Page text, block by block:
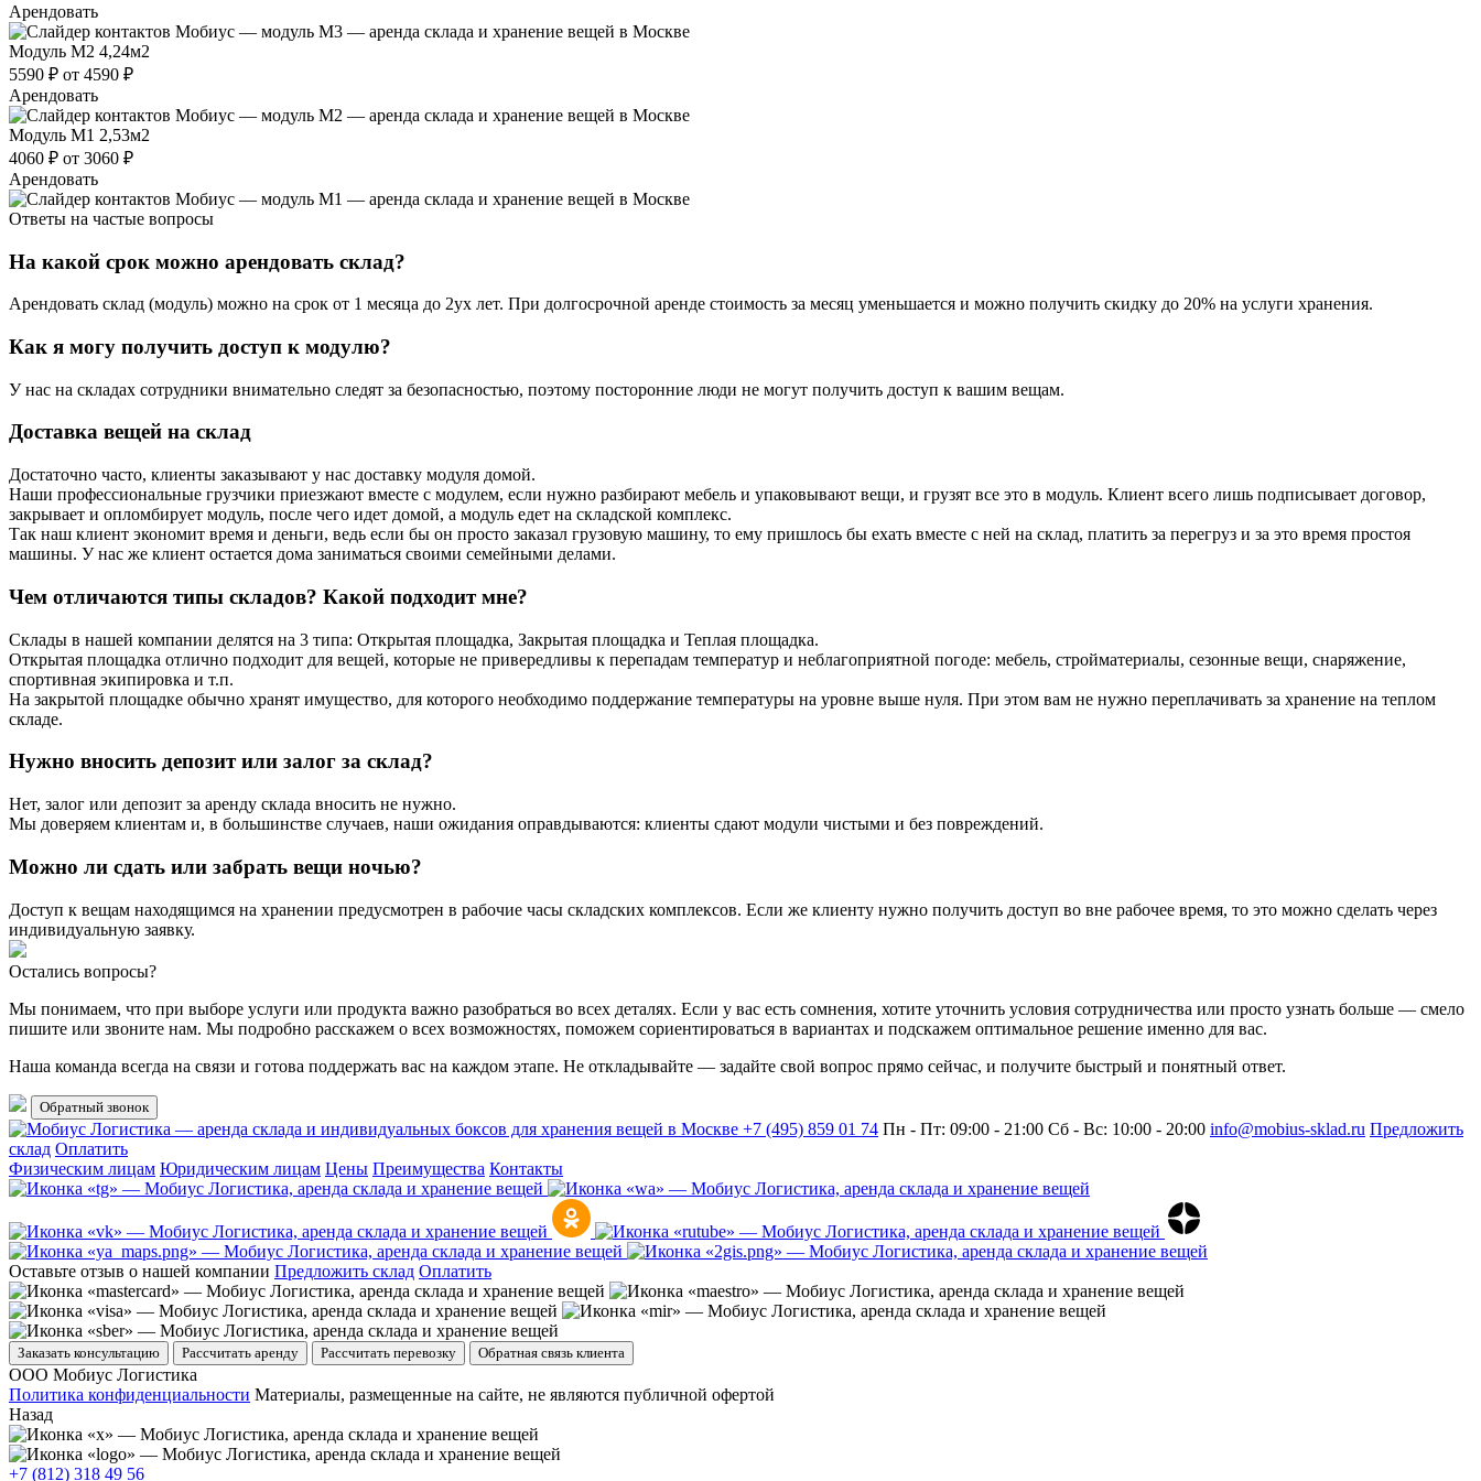
Арендовать
Модуль М2 4,24м2
5590 ₽ от 4590 ₽
Арендовать
Модуль М1 2,53м2
4060 ₽ от 3060 ₽
Арендовать
Ответы на частые вопросы
На какой срок можно арендовать склад?
Арендовать склад (модуль) можно на срок от 1 месяца до 2ух лет. При долгосрочной аренде стоимость за месяц уменьшается и можно получить скидку до 20% на услуги хранения.
Как я могу получить доступ к модулю?
У нас на складах сотрудники внимательно следят за безопасностью, поэтому посторонние люди не могут получить доступ к вашим вещам.
Доставка вещей на склад
Достаточно часто, клиенты заказывают у нас доставку модуля домой.
Наши профессиональные грузчики приезжают вместе с модулем, если нужно разбирают мебель и упаковывают вещи, и грузят все это в модуль. Клиент всего лишь подписывает договор,
закрывает и опломбирует модуль, после чего идет домой, а модуль едет на складской комплекс.
Так наш клиент экономит время и деньги, ведь если бы он просто заказал грузовую машину, то ему пришлось бы ехать вместе с ней на склад, платить за перегруз и за это время простоя
машины. У нас же клиент остается дома заниматься своими семейными делами.
Чем отличаются типы складов? Какой подходит мне?
Склады в нашей компании делятся на 3 типа: Открытая площадка, Закрытая площадка и Теплая площадка.
Открытая площадка отлично подходит для вещей, которые не привередливы к перепадам температур и неблагоприятной погоде: мебель, стройматериалы, сезонные вещи, снаряжение,
спортивная экипировка и т.п.
На закрытой площадке обычно хранят имущество, для которого необходимо поддержание температуры на уровне выше нуля. При этом вам не нужно переплачивать за хранение на теплом
складе.
Нужно вносить депозит или залог за склад?
Нет, залог или депозит за аренду склада вносить не нужно.
Мы доверяем клиентам и, в большинстве случаев, наши ожидания оправдываются: клиенты сдают модули чистыми и без повреждений.
Можно ли сдать или забрать вещи ночью?
Доступ к вещам находящимся на хранении предусмотрен в рабочие часы складских комплексов. Если же клиенту нужно получить доступ во вне рабочее время, то это можно сделать через
индивидуальную заявку.
Остались вопросы?
Мы понимаем, что при выборе услуги или продукта важно разобраться во всех деталях. Если у вас есть сомнения, хотите уточнить условия сотрудничества или просто узнать больше — смело
пишите или звоните нам. Мы подробно расскажем о всех возможностях, поможем сориентироваться в вариантах и подскажем оптимальное решение именно для вас.
Наша команда всегда на связи и готова поддержать вас на каждом этапе. Не откладывайте — задайте свой вопрос прямо сейчас, и получите быстрый и понятный ответ.
Обратный звонок
+7 (495) 859 01 74 Пн - Пт: 09:00 - 21:00 Сб - Вс: 10:00 - 20:00 info@mobius-sklad.ru Предложить
склад Оплатить
Физическим лицам Юридическим лицам Цены Преимущества Контакты
Оставьте отзыв о нашей компании Предложить склад Оплатить
Заказать консультацию Рассчитать аренду Рассчитать перевозку Обратная связь клиента
ООО Мобиус Логистика
Политика конфиденциальности Материалы, размещенные на сайте, не являются публичной офертой
Назад
+7 (812) 318 49 56